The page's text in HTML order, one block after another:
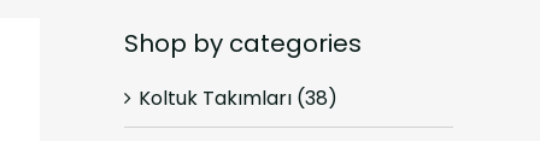
Shop by categories
Koltuk Takımları (38)